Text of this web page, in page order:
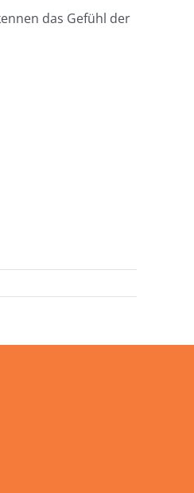
das Gefühl der